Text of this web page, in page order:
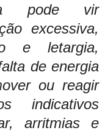
pode vir
excessiva,
e letargia,
de energia
ou reagir
indicativos
arritmias e